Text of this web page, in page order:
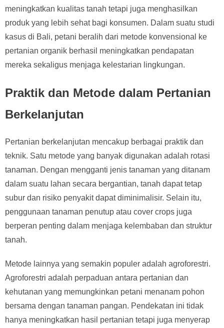
meningkatkan kualitas tanah tetapi juga menghasilkan
produk yang lebih sehat bagi konsumen. Dalam suatu studi
kasus di Bali, petani beralih dari metode konvensional ke
pertanian organik berhasil meningkatkan pendapatan
mereka sekaligus menjaga kelestarian lingkungan.
Praktik dan Metode dalam Pertanian
Berkelanjutan
Pertanian berkelanjutan mencakup berbagai praktik dan
teknik. Satu metode yang banyak digunakan adalah rotasi
tanaman. Dengan mengganti jenis tanaman yang ditanam
dalam suatu lahan secara bergantian, tanah dapat tetap
subur dan risiko penyakit dapat diminimalisir. Selain itu,
penggunaan tanaman penutup atau cover crops juga
berperan penting dalam menjaga kelembaban dan struktur
tanah.
Metode lainnya yang semakin populer adalah agroforestri.
Agroforestri adalah perpaduan antara pertanian dan
kehutanan yang memungkinkan petani menanam pohon
bersama dengan tanaman pangan. Pendekatan ini tidak
hanya meningkatkan hasil pertanian tetapi juga menyerap